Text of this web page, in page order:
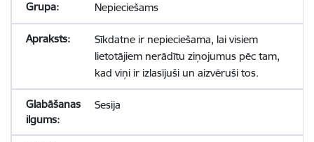
Nepieciešams
Sīkdatne ir nepieciešama, lai visiem
lietotājiem nerādītu ziņojumus pēc tam,
kad viņi ir izlasījuši un aizvēruši tos.
Sesija